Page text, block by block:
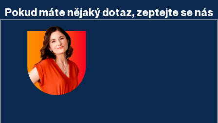
Pokud máte nějaký dotaz, zeptejte se nás